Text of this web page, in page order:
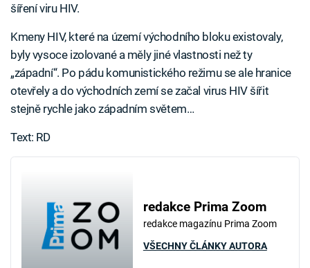
šíření viru HIV.
Kmeny HIV, které na území východního bloku existovaly,
byly vysoce izolované a měly jiné vlastnosti než ty
„západní“. Po pádu komunistického režimu se ale hranice
otevřely a do východních zemí se začal virus HIV šířit
stejně rychle jako západním světem…
Text: RD
redakce Prima Zoom
redakce magazínu Prima Zoom
VŠECHNY ČLÁNKY AUTORA